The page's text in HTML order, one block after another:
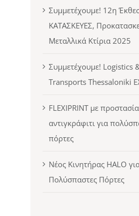
Συμμετέχουμε! 12η
ΚΑΤΑΣΚΕΥΕΣ,
Μεταλλικά Κτίρια 2025
Συμμετέχουμε! Logistics
Transports Thessaloniki
FLEXIPRINT με προστασία
αντιγκράφιτι για
πόρτες
Νέος Κινητήρας HALO
Πολύσπαστες Πόρτες